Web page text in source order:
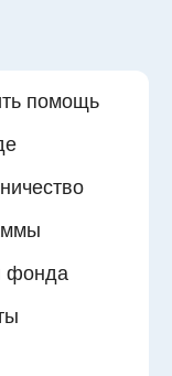
помощь
фонда